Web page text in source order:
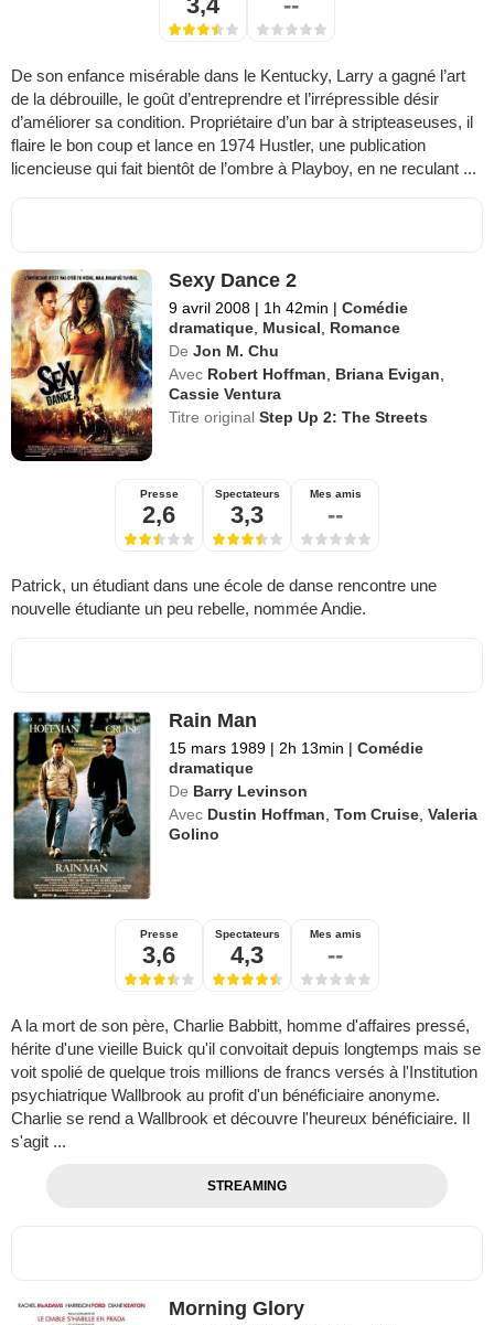
De son enfance misérable dans le Kentucky, Larry a gagné l’art
de la débrouille, le goût d’entreprendre et l’irrépressible désir
d’améliorer sa condition. Propriétaire d’un bar à stripteaseuses, il
flaire le bon coup et lance en 1974 Hustler, une publication
licencieuse qui fait bientôt de l’ombre à Playboy, en ne reculant ...
Sexy Dance 2
9 avril 2008 | 1h 42min | Comédie
dramatique Musical
Romance
De Jon M. Chu
Avec Robert Hoffman Briana Evigan
Cassie Ventura
Titre originalStep Up 2: The Streets
Presse
2,6
Spectateurs
3,3
Mes amis
--
Patrick, un étudiant dans une école de danse rencontre une
nouvelle étudiante un peu rebelle, nommée Andie.
Rain Man
15 mars 1989 | 2h 13min | Comédie
dramatique
De Barry Levinson
Avec Dustin Hoffman ,Tom Cruise ,Valeria
Golino
Presse
3,6
Spectateurs
4,3
Mes amis
--
A la mort de son père, Charlie Babbitt, homme d'affaires pressé,
hérite d'une vieille Buick qu'il convoitait depuis longtemps mais se
voit spolié de quelque trois millions de francs versés à l'Institution
psychiatrique Wallbrook au profit d'un bénéficiaire anonyme.
Charlie se rend a Wallbrook et découvre l'heureux bénéficiaire. Il
s'agit ...
STREAMING
Morning Glory